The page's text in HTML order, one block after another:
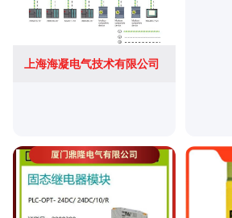
上海海凝电气技术有限公司